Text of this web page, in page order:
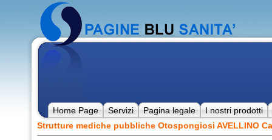
Home Page Servizi Pagina legale
I nostri prodotti
Strutture mediche pubbliche Otospongiosi AVELLINO